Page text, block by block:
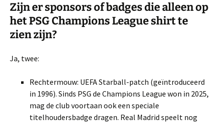
Zijn er sponsors of badges die alleen op
het PSG Champions League shirt te
zien zijn?
Ja, twee:
Rechtermouw: UEFA Starball-patch (geïntroduceerd
in 1996). Sinds PSG de Champions League won in 2025,
mag de club voortaan ook een speciale
titelhoudersbadge dragen. Real Madrid speelt nog